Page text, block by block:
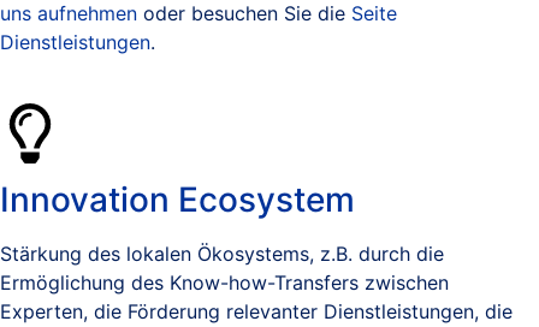
uns aufnehmen oder besuchen Sie die Seite
Dienstleistungen.
Innovation Ecosystem
Stärkung des lokalen Ökosystems, z.B. durch die
Ermöglichung des Know-how-Transfers zwischen
Experten, die Förderung relevanter Dienstleistungen, die